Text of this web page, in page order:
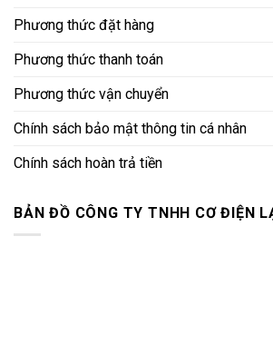
Phương thức đặt hàng
Phương thức thanh toán
Phương thức vận chuyển
Chính sách bảo mật thông tin cá nhân
Chính sách hoàn trả tiền
BẢN ĐỒ CÔNG TY TNHH CƠ ĐIỆN